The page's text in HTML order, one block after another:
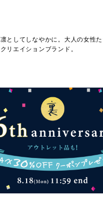
凛としてしなやかに。大人の女性
クリエイションブランド。